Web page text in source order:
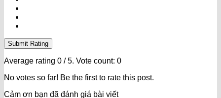
Submit Rating
Average rating 0 / 5. Vote count: 0
No votes so far! Be the first to rate this post.
Cảm ơn bạn đã đánh giá bài viết